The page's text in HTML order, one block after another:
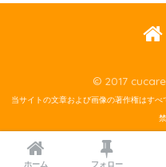
© 2017
当サイトの文章および画像の著作権はす
ホーム フォロー